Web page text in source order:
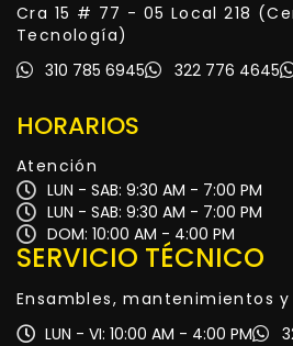
Cra 15 # 77 - 05 Local 218
Tecnología)
310 785 6945
322 776 4645
HORARIOS
Atención
LUN - SAB: 9:30 AM - 7:00 PM
LUN - SAB: 9:30 AM - 7:00 PM
DOM: 10:00 AM - 4:00 PM
SERVICIO TÉCNICO
Ensambles, mantenimientos
LUN - VI: 10:00 AM - 4:00 PM